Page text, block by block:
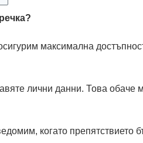
максимална
лични данни. Това
когато препятствието